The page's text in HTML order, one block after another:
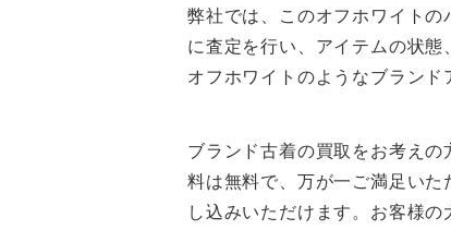
弊社では、このオフホワイトの
に査定を行い、アイテムの状
オフホワイトのようなブランド
ブランド古着の買取をお考え
料は無料で、万が一ご満足い
し込みいただけます。お客様